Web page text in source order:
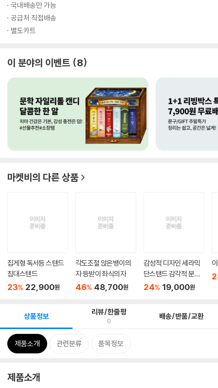
국내배송만 가능
공급처 직접배송
별도카트
이 분야의 이벤트 8
마켓비의 다른 상품
집게형 독서등 스탠드
침대스탠드
23% 22,900원
각도조절 앉은뱅이의
자 등받이 좌식의자
46% 48,700원
감성적 디자인 세라믹
단스탠드 감각적 분위
기
24% 19,000원
상품정보 리뷰/한줄평
0 배송/반품/교환
제품소개 관련분류 품목정보
제품소개